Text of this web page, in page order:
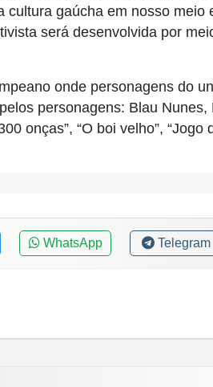
gaúcha em nosso meio
será desenvolvida por
onde personagens do
personagens: Blau Nunes,
onças”, “O boi velho”, “Jogo
WhatsApp Telegram